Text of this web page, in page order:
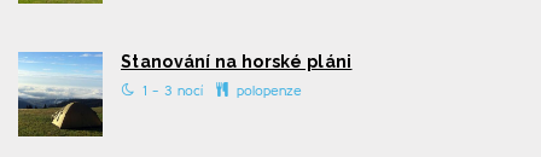
Stanování na horské pláni
1 - 3 nocí polopenze